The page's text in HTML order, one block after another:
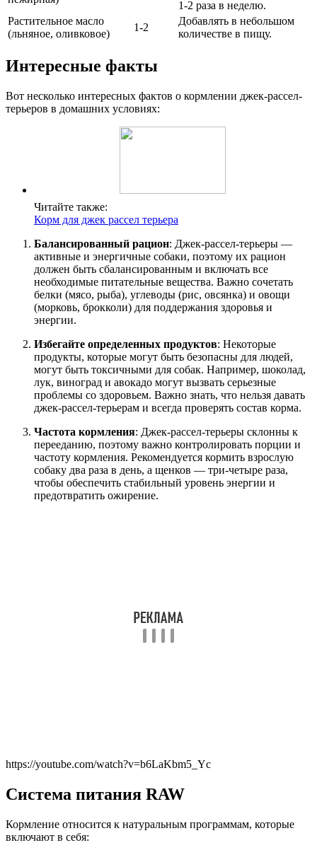
1-2 раза в неделю.
Растительное масло
(льняное, оливковое)
1-2
Добавлять в небольшом
количестве в пищу.
Интересные факты
Вот несколько интересных фактов о кормлении джек-рассел-
терьеров в домашних условиях:
Читайте также:
Корм для джек рассел терьера
Балансированный рацион: Джек-рассел-терьеры —
активные и энергичные собаки, поэтому их рацион
должен быть сбалансированным и включать все
необходимые питательные вещества. Важно сочетать
белки (мясо, рыба), углеводы (рис, овсянка) и овощи
(морковь, брокколи) для поддержания здоровья и
энергии.
Избегайте определенных продуктов: Некоторые
продукты, которые могут быть безопасны для людей,
могут быть токсичными для собак. Например, шоколад,
лук, виноград и авокадо могут вызвать серьезные
проблемы со здоровьем. Важно знать, что нельзя давать
джек-рассел-терьерам и всегда проверять состав корма.
Частота кормления: Джек-рассел-терьеры склонны к
перееданию, поэтому важно контролировать порции и
частоту кормления. Рекомендуется кормить взрослую
собаку два раза в день, а щенков — три-четыре раза,
чтобы обеспечить стабильный уровень энергии и
предотвратить ожирение.
https://youtube.com/watch?v=b6LaKbm5_Yc
Система питания RAW
Кормление относится к натуральным программам, которые
включают в себя: